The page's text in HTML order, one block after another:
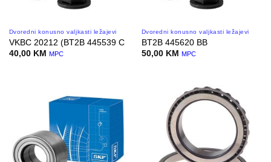
Dvoredni konusno valjkasti ležajevi
VKBC 20212 (BT2B 445539 C
40,00 KM MPC
Dvoredni konusno valjkasti ležajevi
BT2B 445620 BB
50,00 KM MPC